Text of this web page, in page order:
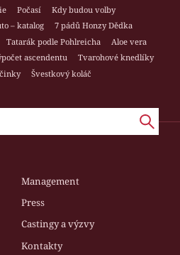
Počasí
Kdy budou volby
– katalog
7 pádů Honzy Dědka
Tatarák podle Pohlreicha
Aloe vera
ascendentu
Tvarohové knedlíky
Švestkový koláč
Management
Press
Castingy a výzvy
Kontakty